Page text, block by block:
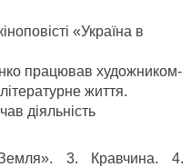
«Україна в
працював художником-
життя.
діяльність
3. Кравчина. 4.